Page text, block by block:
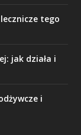
tego
jak działa i
i